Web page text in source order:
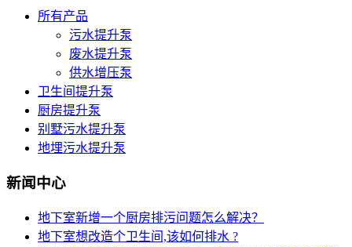
所有产品
污水提升泵
废水提升泵
供水增压泵
卫生间提升泵
厨房提升泵
别墅污水提升泵
地埋污水提升泵
新闻中心
地下室新增一个厨房排污问题怎么解决？
地下室想改造个卫生间,该如何排水 ?